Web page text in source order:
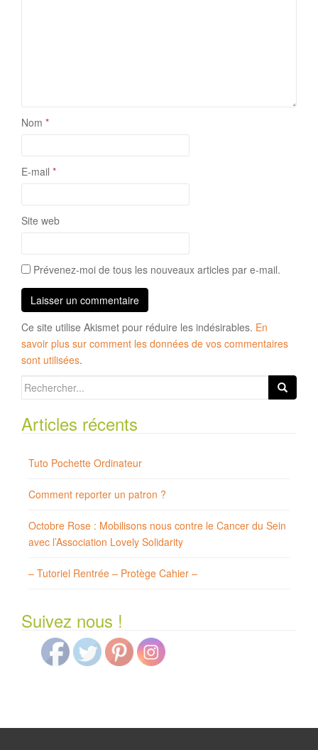
Nom *
E-mail *
Site web
Prévenez-moi de tous les nouveaux articles par e-mail.
Ce site utilise Akismet pour réduire les indésirables. En
savoir plus sur comment les données de vos commentaires
sont utilisées.
Search
Articles récents
Tuto Pochette Ordinateur
Comment reporter un patron ?
Octobre Rose : Mobilisons nous contre le Cancer du Sein
avec l’Association Lovely Solidarity
– Tutoriel Rentrée – Protège Cahier –
Suivez nous !